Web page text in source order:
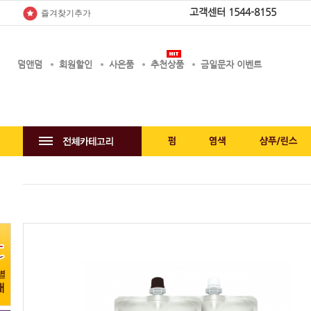
즐겨찾기추가 고객센터 1544-8155
덤앤덤 회원할인 사은품 추천상품 금일문자 이벤트